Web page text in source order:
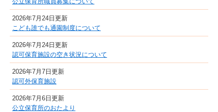
2026年7月24日更新
こども誰でも通園制度について
2026年7月24日更新
認可保育施設の空き状況について
2026年7月7日更新
認可外保育施設
2026年7月6日更新
公立保育所のおたより